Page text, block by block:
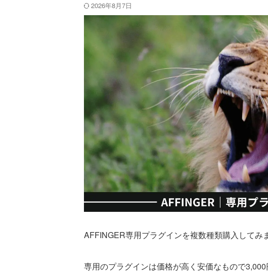
2026年8月7日
AFFINGER専用プラグインを複数種類購入してみ
専用のプラグインは価格が高く安価なもので